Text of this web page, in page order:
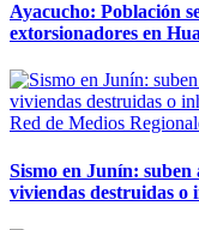
Ayacucho: Población
extorsionadores en
Red de Medios
Sismo en Junín: suben
viviendas destruidas o